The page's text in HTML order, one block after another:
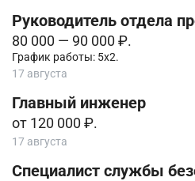
Руководитель отдела
80 000 — 90 000 ₽.
График работы: 5х2.
17 августа
Главный инженер
от 120 000 ₽.
17 августа
Специалист службы